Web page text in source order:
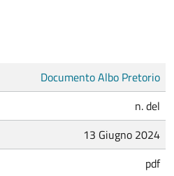
Documento Albo Pretorio
n. del
13 Giugno 2024
pdf